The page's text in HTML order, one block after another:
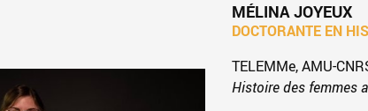
MÉLINA JOYEUX
DOCTORANTE EN
TELEMMe, AMU-
Histoire des femmes